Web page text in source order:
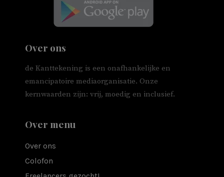
Over ons
de Kanttekening is een onafhankelijke en
emancipatoire mediaorganisatie. Onze
kernwaarden zijn: vrij, moedig en inclusief.
Over menu
Over ons
Colofon